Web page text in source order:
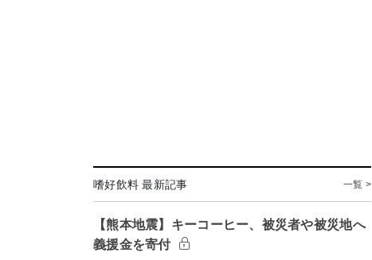
嗜好飲料 最新記事 一覧 >
【熊本地震】キーコーヒー、被災者や被災地へ
義援金を寄付